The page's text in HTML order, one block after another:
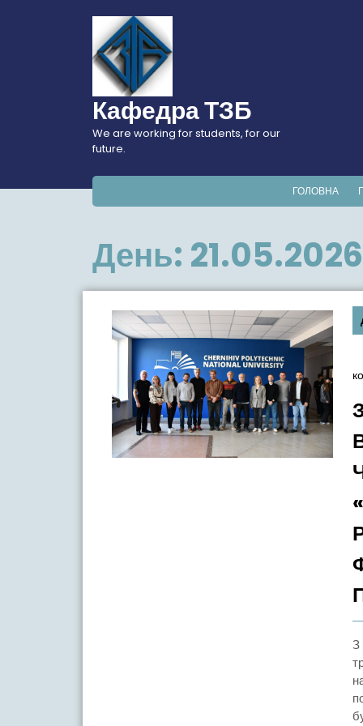
Кафедра ТЗБ
We are working for students, for our
future.
ГОЛОВНА
День: 21.05.2026
З 4 по 15 Травня 2026 року в рамках співпраці із